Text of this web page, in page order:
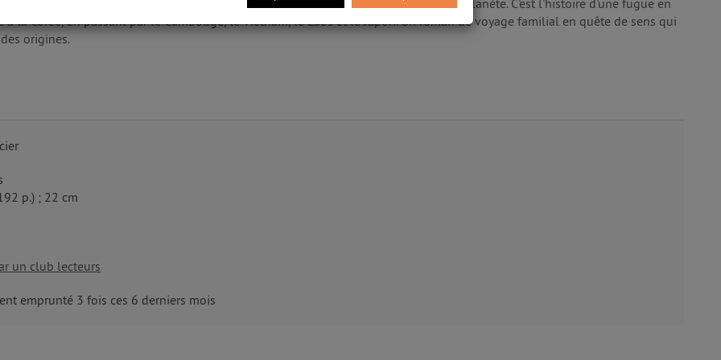
ils s'embarquent, avec leur fils de neuf ans, dans une aventure à l'autre bout de la planète. C'est l'histoire d'une fugue en
la Corée, en passant par le Cambodge, le Vietnam, le Laos et le Japon. Un roman de voyage familial en quête de sens qui
origines.
p.) ; 22 cm
un club lecteurs
emprunté 3 fois ces 6 derniers mois